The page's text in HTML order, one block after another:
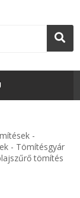
-
- Tömítésgyár
tömítés